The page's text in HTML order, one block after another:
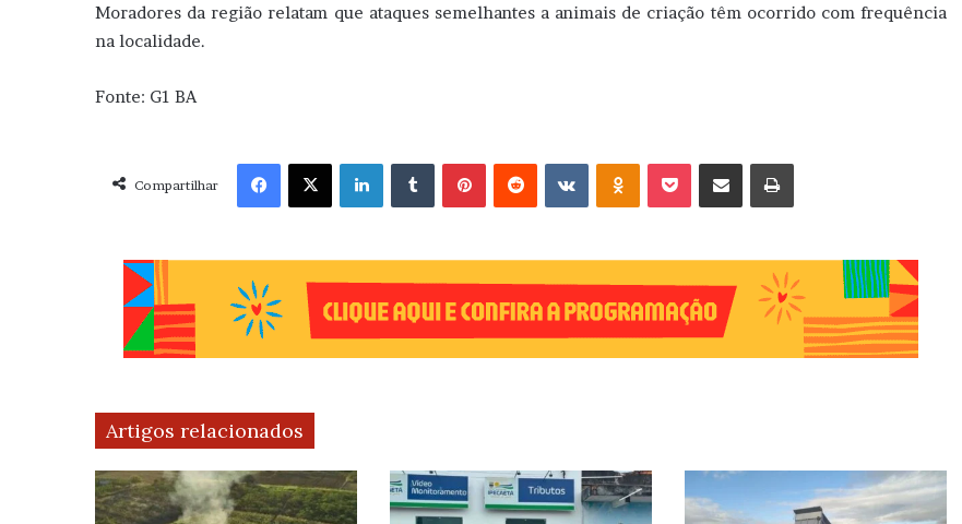
Moradores da região relatam que ataques semelhantes a animais de criação têm ocorrido com frequência
na localidade.
Fonte: G1 BA
Compartilhar
Facebook X Linkedin VK OK
Artigos relacionados